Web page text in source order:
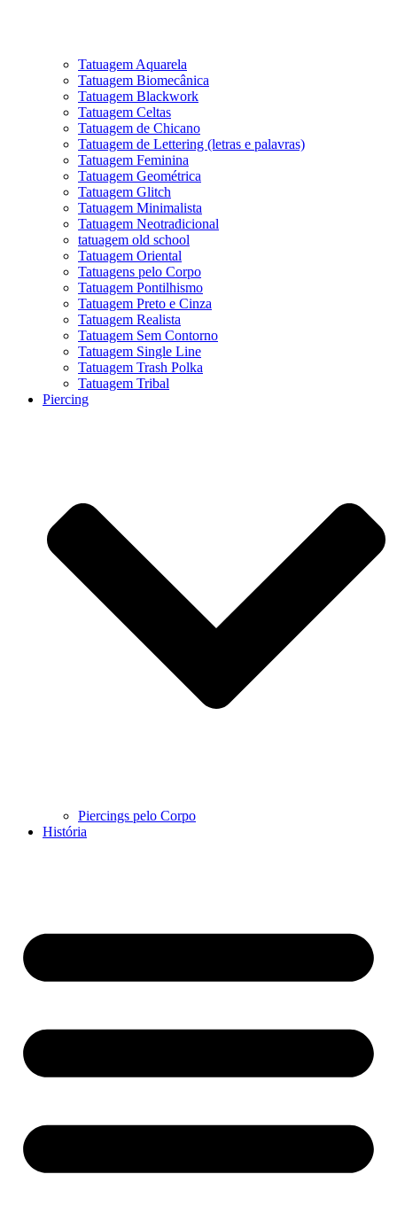
Tatuagem Aquarela
Tatuagem Biomecânica
Tatuagem Blackwork
Tatuagem Celtas
Tatuagem de Chicano
Tatuagem de Lettering (letras e palavras)
Tatuagem Feminina
Tatuagem Geométrica
Tatuagem Glitch
Tatuagem Minimalista
Tatuagem Neotradicional
tatuagem old school
Tatuagem Oriental
Tatuagens pelo Corpo
Tatuagem Pontilhismo
Tatuagem Preto e Cinza
Tatuagem Realista
Tatuagem Sem Contorno
Tatuagem Single Line
Tatuagem Trash Polka
Tatuagem Tribal
Piercing
Piercings pelo Corpo
História